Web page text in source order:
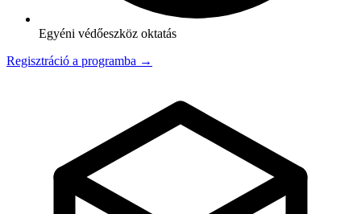
Egyéni védőeszköz oktatás
Regisztráció a programba →